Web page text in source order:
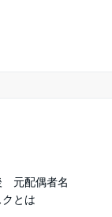
元配偶者名
とは